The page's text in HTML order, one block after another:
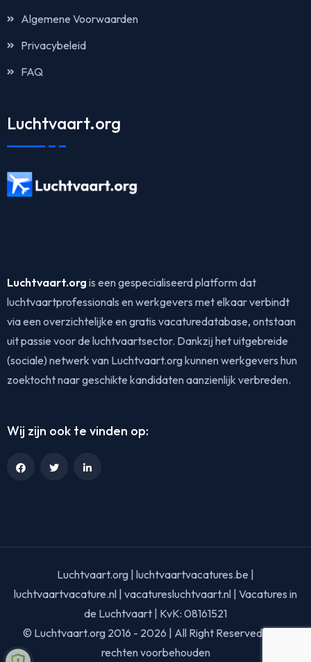
Algemene Voorwaarden
Privacybeleid
FAQ
Luchtvaart.org
Luchtvaart.org is een gespecialiseerd platform dat
luchtvaartprofessionals en werkgevers met elkaar verbindt
via een overzichtelijke en gratis vacaturedatabase, ontstaan
uit passie voor de luchtvaartsector. Dankzij het uitgebreide
(sociale) netwerk van Luchtvaart.org kunnen werkgevers hun
zoektocht naar geschikte kandidaten aanzienlijk verbreden.
Wij zijn ook te vinden op:
Luchtvaart.org | luchtvaartvacatures.be |
luchtvaartvacature.nl | vacaturesluchtvaart.nl | Vacatures in
de Luchtvaart | KvK: 08161521
© Luchtvaart.org 2016 - 2026 | All Right Reserved | Alle
rechten voorbehouden